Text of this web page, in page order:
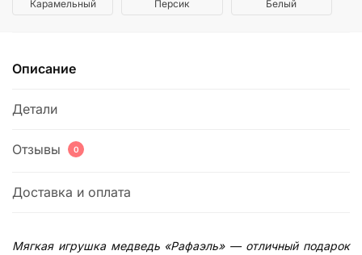
Карамельный Персик Белый
Описание
Детали
Отзывы 0
Доставка и оплата
Мягкая игрушка медведь «Рафаэль» — отличный подарок